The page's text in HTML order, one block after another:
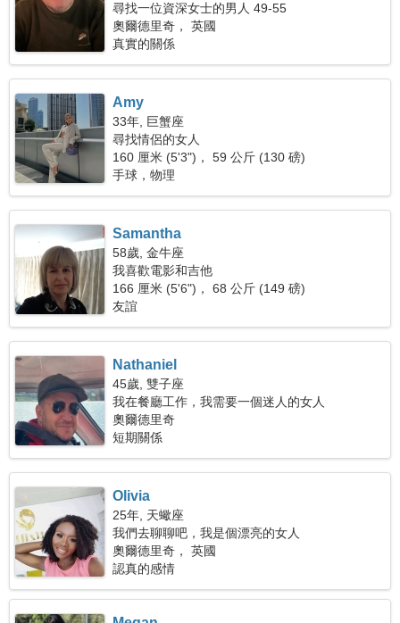
尋找一位資深女士的男人 49-55
奧爾德里奇， 英國
真實的關係
Amy
33年, 巨蟹座
尋找情侶的女人
160 厘米 (5'3")， 59 公斤 (130 磅)
手球，物理
Samantha
58歲, 金牛座
我喜歡電影和吉他
166 厘米 (5'6")， 68 公斤 (149 磅)
友誼
Nathaniel
45歲, 雙子座
我在餐廳工作，我需要一個迷人的女人
奧爾德里奇
短期關係
Olivia
25年, 天蠍座
我們去聊聊吧，我是個漂亮的女人
奧爾德里奇， 英國
認真的感情